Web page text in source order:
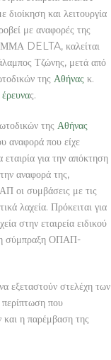
και λειτουργία
με αναφορές της
ΕΜΜΑ DELTA, καλείται
Τζώνης, μετά από
της Αθήνας κ.
έρευνας.
της Αθήνας
αναφορά που είχε
για την απόκτηση
αναφορά της,
οι συμβάσεις με τις
λαχεία. Πρόκειται για
στην εταιρεία ειδικού
η σύμπραξη ΟΠΑΠ-
εξεταστούν στελέχη των
περίπτωση που
και η παρέμβαση της